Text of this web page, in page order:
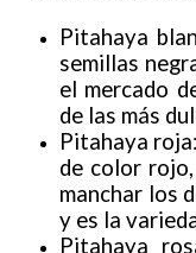
Pitahaya
semillas
el mercado
de las más
Pitahaya
de color
manchar los
y es la
Pitahaya